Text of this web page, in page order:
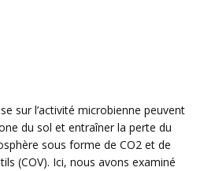
sur l’activité microbienne peuvent
du sol et entraîner la perte du
sous forme de CO2 et de
(COV). Ici, nous avons examiné